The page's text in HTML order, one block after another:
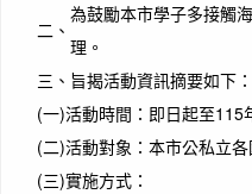
二、
為鼓勵本市學子多接觸
理。
三、 旨揭活動資訊摘要如下：
(一)活動時間：即日起至115
(二)活動對象：本市公私立各
(三)實施方式：